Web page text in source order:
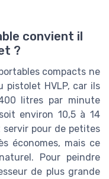
convient il
?
compacts ne
pistolet HVLP, car ils
litres par minute
environ 10,5 à 14
servir pour de petites
économes, mais ce
Pour peindre
de plus grande